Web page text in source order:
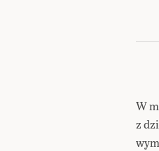
W
z